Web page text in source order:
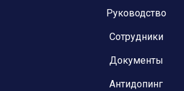
Руководство
Сотрудники
Документы
Антидопинг